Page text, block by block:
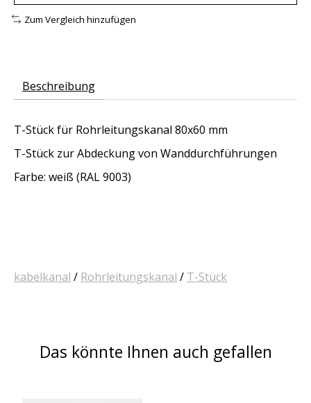
Zum Vergleich hinzufügen
Beschreibung
T-Stück für Rohrleitungskanal 80x60 mm
T-Stück zur Abdeckung von Wanddurchführungen
Farbe: weiß (RAL 9003)
kabelkanal / Rohrleitungskanal / T-Stück
Das könnte Ihnen auch gefallen